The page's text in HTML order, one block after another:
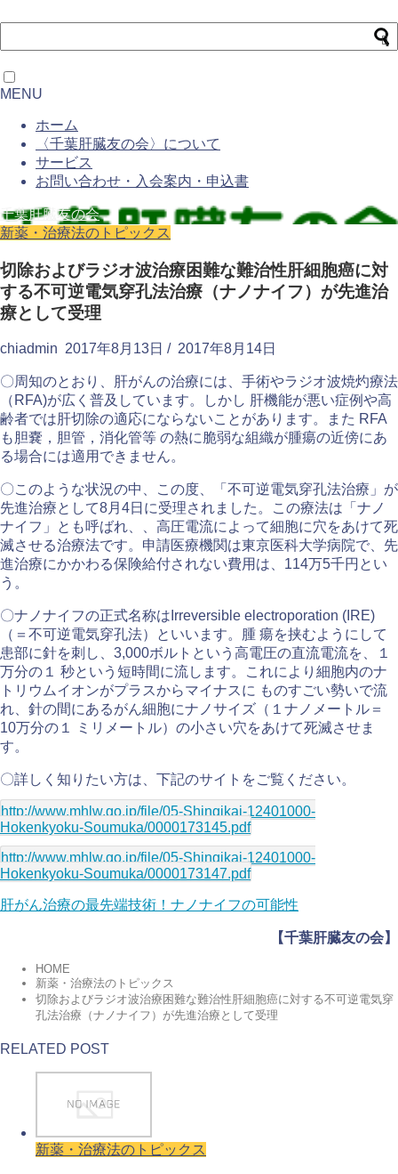
MENU
ホーム
〈千葉肝臓友の会〉について
サービス
お問い合わせ・入会案内・申込書
千葉肝臓友の会
新薬・治療法のトピックス
切除およびラジオ波治療困難な難治性肝細胞癌に対
する不可逆電気穿孔法治療（ナノナイフ）が先進治
療として受理
chiadmin 2017年8月13日 / 2017年8月14日
〇周知のとおり、肝がんの治療には、手術やラジオ波焼灼療法
（RFA)が広く普及しています。しかし 肝機能が悪い症例や高
齢者では肝切除の適応にならないことがあります。また RFA
も胆嚢，胆管，消化管等 の熱に脆弱な組織が腫瘍の近傍にあ
る場合には適用できません。
〇このような状況の中、この度、「不可逆電気穿孔法治療」が
先進治療として8月4日に受理されました。この療法は「ナノ
ナイフ」とも呼ばれ、、⾼圧電流によって細胞に⽳をあけて死
滅させる治療法です。申請医療機関は東京医科大学病院で、先
進治療にかかわる保険給付されない費用は、114万5千円とい
う。
〇ナノナイフの正式名称はIrreversible electroporation (IRE)
（＝不可逆電気穿孔法）といいます。腫 瘍を挟むようにして
患部に針を刺し、3,000ボルトという⾼電圧の直流電流を、１
万分の１ 秒という短時間に流します。これにより細胞内のナ
トリウムイオンがプラスからマイナスに ものすごい勢いで流
れ、針の間にあるがん細胞にナノサイズ（１ナノメートル＝
10万分の１ ミリメートル）の⼩さい⽳をあけて死滅させま
す。
〇詳しく知りたい方は、下記のサイトをご覧ください。
http://www.mhlw.go.jp/file/05-Shingikai-12401000-
Hokenkyoku-Soumuka/0000173145.pdf
http://www.mhlw.go.jp/file/05-Shingikai-12401000-
Hokenkyoku-Soumuka/0000173147.pdf
肝がん治療の最先端技術！ナノナイフの可能性
【千葉肝臓友の会】
HOME
新薬・治療法のトピックス
切除およびラジオ波治療困難な難治性肝細胞癌に対する不可逆電気穿
孔法治療（ナノナイフ）が先進治療として受理
RELATED POST
新薬・治療法のトピックス